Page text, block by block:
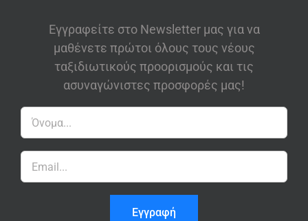
Εγγραφείτε στο Newsletter μας για να
μαθένετε πρώτοι όλους τους νέους
ταξιδιωτικούς προορισμούς και τις
ασυναγώνιστες προσφορές μας!